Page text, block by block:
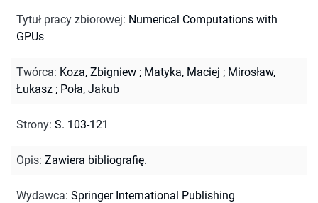
Tytuł pracy zbiorowej: Numerical Computations with
GPUs
Twórca: Koza, Zbigniew ; Matyka, Maciej ; Mirosław,
Łukasz ; Poła, Jakub
Strony: S. 103-121
Opis: Zawiera bibliografię.
Wydawca: Springer International Publishing